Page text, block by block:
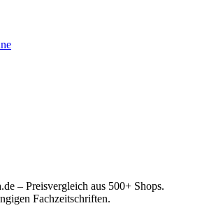
– Preisvergleich aus 500+ Shops.
Fachzeitschriften.